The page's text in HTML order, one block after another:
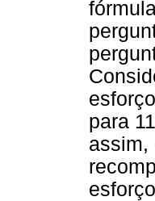
para
assim,